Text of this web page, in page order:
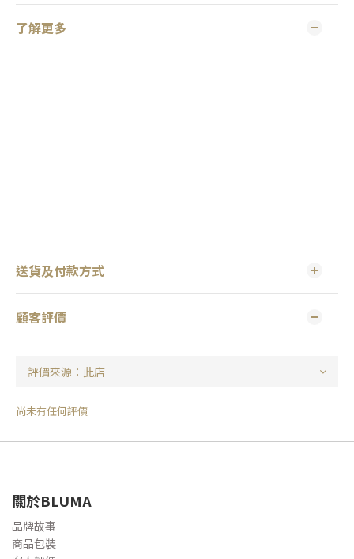
了解更多
送貨及付款方式
顧客評價
尚未有任何評價
關於BLUMA
品牌故事
商品包裝